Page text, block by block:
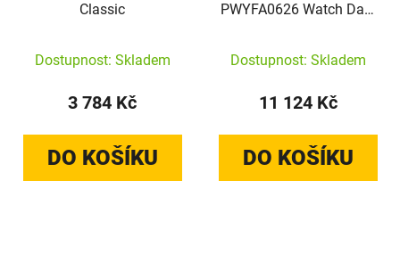
Classic
Dostupnost: Skladem
3 784 Kč
DO KOŠÍKU
PWYFA0626 Watch Date
Dostupnost: Skladem
11 124 Kč
DO KOŠÍKU